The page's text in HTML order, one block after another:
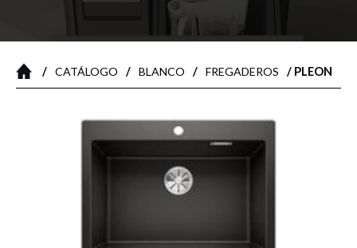
/ CATÁLOGO / BLANCO / FREGADEROS / PLEON